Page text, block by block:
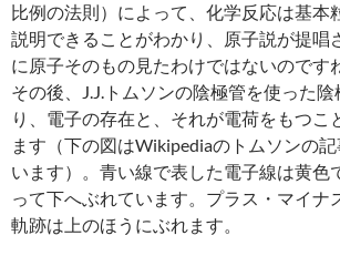
比例の法則）によって、化学反応は基本
説明できることがわかり、原子説が提唱
に原子そのもの見たわけではないのです
その後、J.J.トムソンの陰極管を使った陰
り、電子の存在と、それが電荷をもつこ
ます（下の図はWikipediaのトムソンの
います）。青い線で表した電子線は黄色
って下へぶれています。プラス・マイナ
軌跡は上のほうにぶれます。